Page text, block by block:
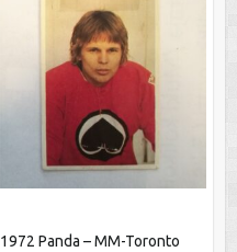
1972 Panda – MM-Toronto